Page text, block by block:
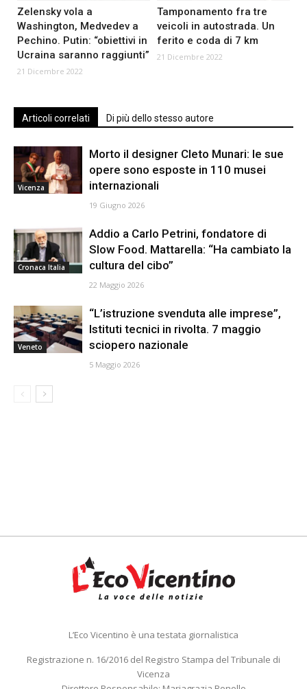
Zelensky vola a
Washington, Medvedev a
Pechino. Putin: “obiettivi in
Ucraina saranno raggiunti”
21 Dicembre 2022
Tamponamento fra tre
veicoli in autostrada. Un
ferito e coda di 7 km
21 Dicembre 2022
Articoli correlati Di più dello stesso autore
Vicenza
Morto il designer Cleto Munari: le sue
opere sono esposte in 110 musei
internazionali
19 Giugno 2026
Cronaca Italia
Addio a Carlo Petrini, fondatore di
Slow Food. Mattarella: “Ha cambiato la
cultura del cibo”
22 Maggio 2026
Veneto
“L’istruzione svenduta alle imprese”,
Istituti tecnici in rivolta. 7 maggio
sciopero nazionale
5 Maggio 2026
L’Eco Vicentino è una testata giornalistica
Registrazione n. 16/2016 del Registro Stampa del Tribunale di
Vicenza